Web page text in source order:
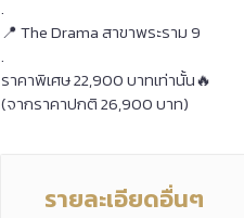
.
📍 The Drama สาขาพระราม 9
.
ราคาพิเศษ 22,900 บาทเท่านั้น🔥
(จากราคาปกติ 26,900 บาท)
รายละเอียดอื่นๆ